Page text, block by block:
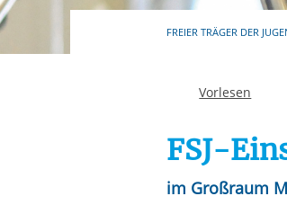
FREIER TRÄGER DER
Vorlesen
FSJ-
im Großraum